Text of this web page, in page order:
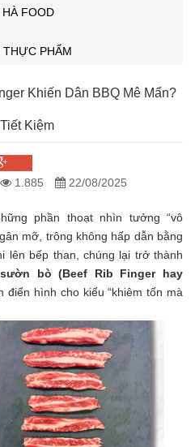
HÀ FOOD
THỰC PHẨM
Khiến Dân BBQ Mê Mẩn?
Kiệm
1.885 22/08/2025
phần thoạt nhìn tưởng “vô
mỡ, trông không hấp dẫn bằng
lên bếp than, chúng lại trở thành
bò (Beef Rib Finger hay
điển hình cho kiểu “khiêm tốn mà